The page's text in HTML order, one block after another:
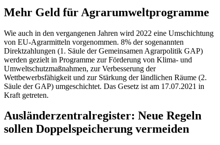
Mehr Geld für Agrarumweltprogramme
Wie auch in den vergangenen Jahren wird 2022 eine Umschichtung
von EU-Agrarmitteln vorgenommen. 8% der sogenannten
Direktzahlungen (1. Säule der Gemeinsamen Agrarpolitik GAP)
werden gezielt in Programme zur Förderung von Klima- und
Umweltschutzmaßnahmen, zur Verbesserung der
Wettbewerbsfähigkeit und zur Stärkung der ländlichen Räume (2.
Säule der GAP) umgeschichtet. Das Gesetz ist am 17.07.2021 in
Kraft getreten.
Ausländerzentralregister: Neue Regeln
sollen Doppelspeicherung vermeiden